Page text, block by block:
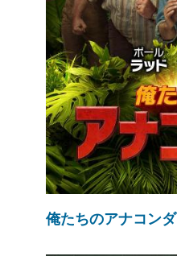
俺たちのアナコンダ